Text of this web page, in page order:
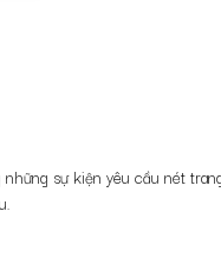
sự kiện yêu cầu nét